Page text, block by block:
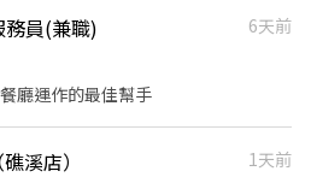
找的不只是一份
一起成長的團隊，我們很期待認識
調及心態再行應徵，在這裡我們一視
互相幫忙把事情做到好，有遇到問題
即可 ※
員(兼職)
6天前
廳運作的最佳幫手
溪店）
1天前